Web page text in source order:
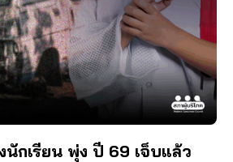
นักเรียน พุ่ง ปี 69 เจ็บแล้ว